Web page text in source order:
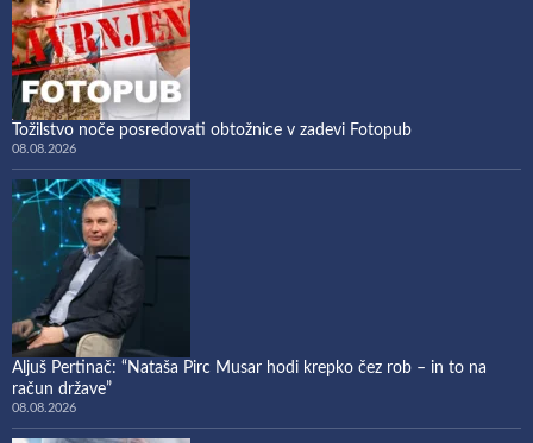
Tožilstvo noče posredovati obtožnice v zadevi Fotopub
08.08.2026
Aljuš Pertinač: “Nataša Pirc Musar hodi krepko čez rob – in to na
račun države”
08.08.2026